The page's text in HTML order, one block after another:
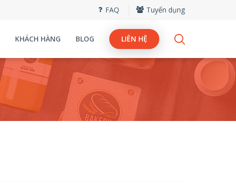
FAQ Tuyển dụng
KHÁCH HÀNG BLOG LIÊN HỆ